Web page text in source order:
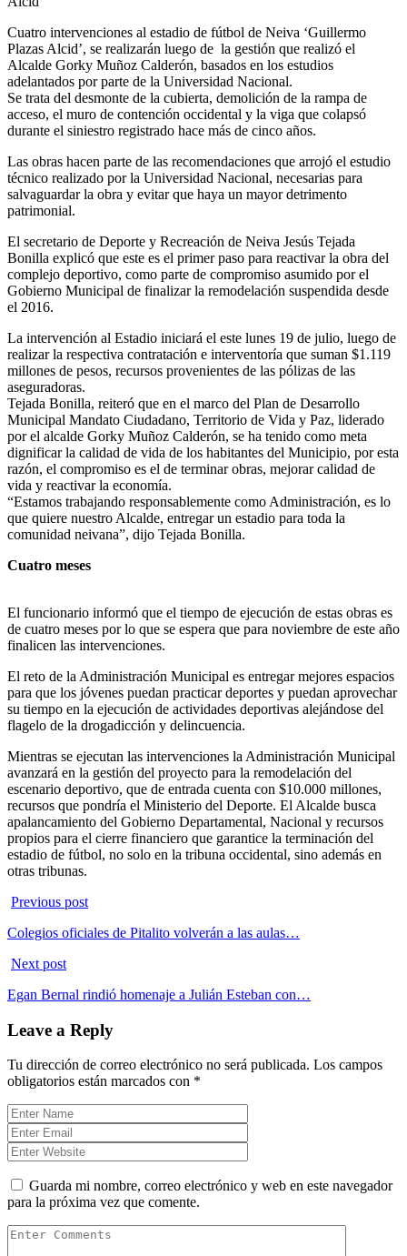
Cuatro intervenciones al estadio de fútbol de Neiva ‘Guillermo
Plazas Alcid’, se realizarán luego de la gestión que realizó el
Alcalde Gorky Muñoz Calderón, basados en los estudios
adelantados por parte de la Universidad Nacional.
Se trata del desmonte de la cubierta, demolición de la rampa de
acceso, el muro de contención occidental y la viga que colapsó
durante el siniestro registrado hace más de cinco años.
Las obras hacen parte de las recomendaciones que arrojó el estudio
técnico realizado por la Universidad Nacional, necesarias para
salvaguardar la obra y evitar que haya un mayor detrimento
patrimonial.
El secretario de Deporte y Recreación de Neiva Jesús Tejada
Bonilla explicó que este es el primer paso para reactivar la obra del
complejo deportivo, como parte de compromiso asumido por el
Gobierno Municipal de finalizar la remodelación suspendida desde
el 2016.
La intervención al Estadio iniciará el este lunes 19 de julio, luego de
realizar la respectiva contratación e interventoría que suman $1.119
millones de pesos, recursos provenientes de las pólizas de las
aseguradoras.
Tejada Bonilla, reiteró que en el marco del Plan de Desarrollo
Municipal Mandato Ciudadano, Territorio de Vida y Paz, liderado
por el alcalde Gorky Muñoz Calderón, se ha tenido como meta
dignificar la calidad de vida de los habitantes del Municipio, por esta
razón, el compromiso es el de terminar obras, mejorar calidad de
vida y reactivar la economía.
“Estamos trabajando responsablemente como Administración, es lo
que quiere nuestro Alcalde, entregar un estadio para toda la
comunidad neivana”, dijo Tejada Bonilla.
Cuatro meses
El funcionario informó que el tiempo de ejecución de estas obras es
de cuatro meses por lo que se espera que para noviembre de este año
finalicen las intervenciones.
El reto de la Administración Municipal es entregar mejores espacios
para que los jóvenes puedan practicar deportes y puedan aprovechar
su tiempo en la ejecución de actividades deportivas alejándose del
flagelo de la drogadicción y delincuencia.
Mientras se ejecutan las intervenciones la Administración Municipal
avanzará en la gestión del proyecto para la remodelación del
escenario deportivo, que de entrada cuenta con $10.000 millones,
recursos que pondría el Ministerio del Deporte. El Alcalde busca
apalancamiento del Gobierno Departamental, Nacional y recursos
propios para el cierre financiero que garantice la terminación del
estadio de fútbol, no solo en la tribuna occidental, sino además en
otras tribunas.
Previous post
Colegios oficiales de Pitalito volverán a las aulas…
Next post
Egan Bernal rindió homenaje a Julián Esteban con…
Leave a Reply
Tu dirección de correo electrónico no será publicada. Los campos
obligatorios están marcados con *
Guarda mi nombre, correo electrónico y web en este navegador
para la próxima vez que comente.